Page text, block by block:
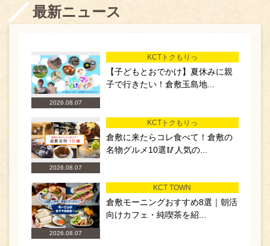
最新ニュース
2026.08.07
KCTトクもりっ
【子どもとおでかけ】夏休みに親
子で行きたい！倉敷玉島地...
2026.08.07
KCTトクもりっ
倉敷に来たらコレ食べて！倉敷の
名物グルメ10選🥢人気の...
2026.08.07
KCT TOWN
倉敷モーニングおすすめ8選｜朝活
向けカフェ・純喫茶を紹...